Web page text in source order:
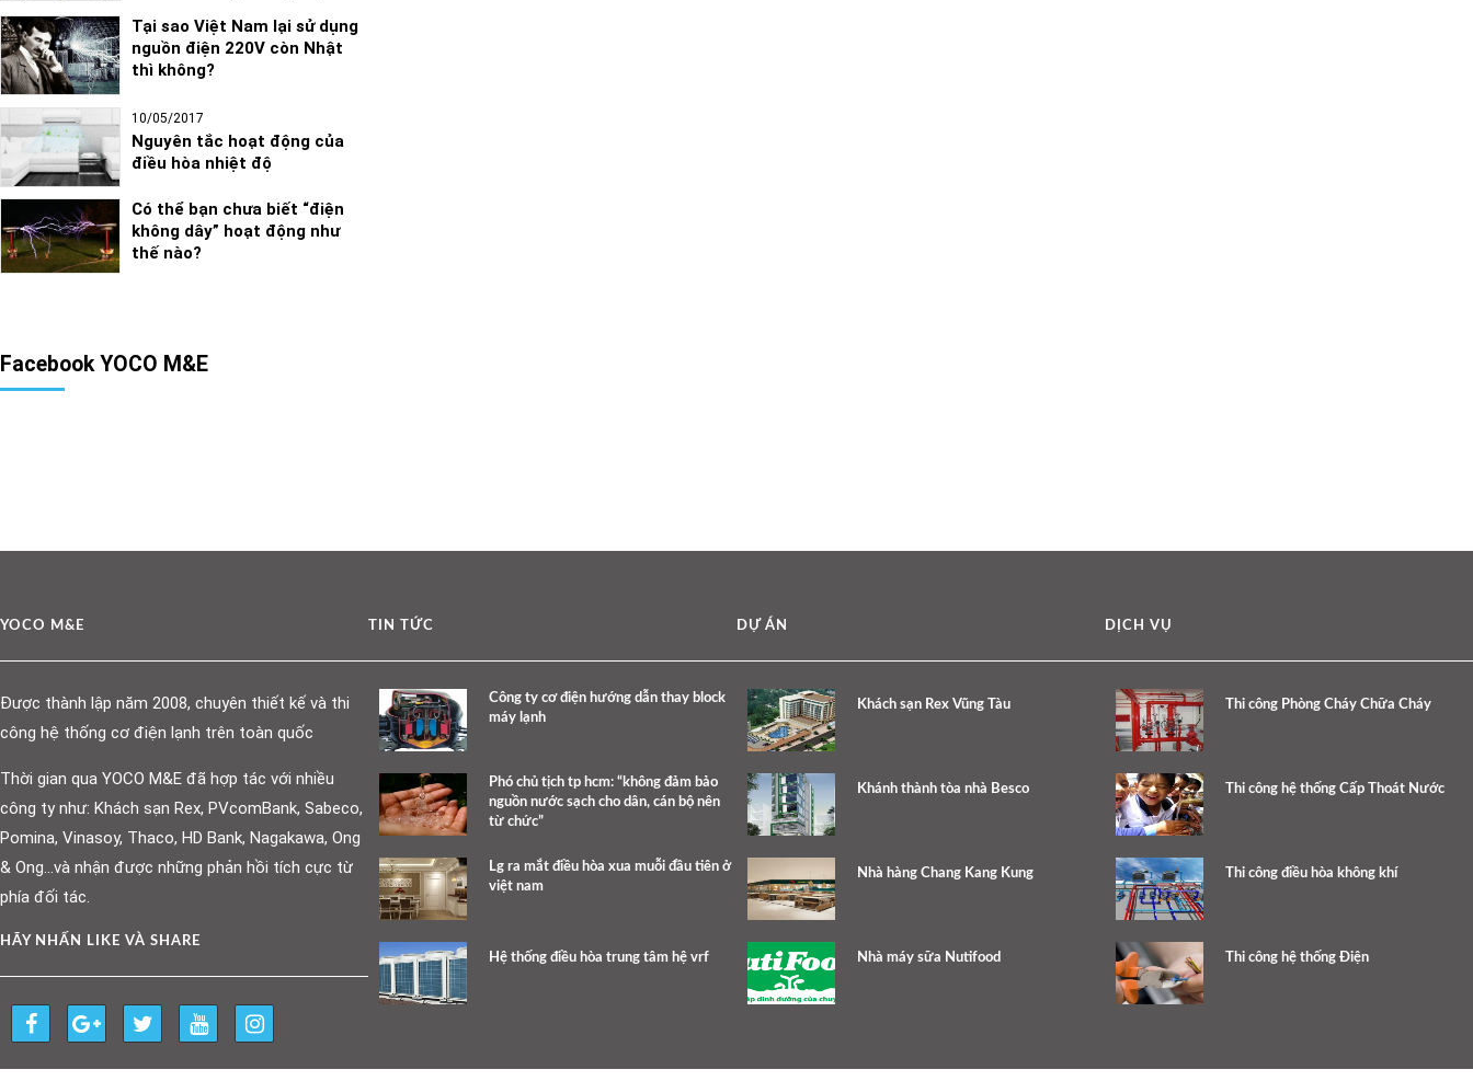
Tại sao Việt Nam lại sử dụng
nguồn điện 220V còn Nhật
thì không?
10/05/2017
Nguyên tắc hoạt động của
điều hòa nhiệt độ
Có thể bạn chưa biết “điện
không dây” hoạt động như
thế nào?
Facebook YOCO M&E
YOCO M&E
Được thành lập năm 2008, chuyên thiết kế và thi
công hệ thống cơ điện lạnh trên toàn quốc
Thời gian qua YOCO M&E đã hợp tác với nhiều
công ty như: Khách sạn Rex, PVcomBank, Sabeco,
Pomina, Vinasoy, Thaco, HD Bank, Nagakawa, Ong
& Ong…và nhận được những phản hồi tích cực từ
phía đối tác.
HÃY NHẤN LIKE VÀ SHARE
TIN TỨC
Công ty cơ điện hướng dẫn thay block
máy lạnh
Phó chủ tịch tp hcm: “không đảm bảo
nguồn nước sạch cho dân, cán bộ nên
từ chức”
Lg ra mắt điều hòa xua muỗi đầu tiên ở
việt nam
Hệ thống điều hòa trung tâm hệ vrf
DỰ ÁN
Khách sạn Rex Vũng Tàu
Khánh thành tòa nhà Besco
Nhà hàng Chang Kang Kung
Nhà máy sữa Nutifood
DỊCH VỤ
Thi công Phòng Cháy Chữa Cháy
Thi công hệ thống Cấp Thoát Nước
Thi công điều hòa không khí
Thi công hệ thống Điện